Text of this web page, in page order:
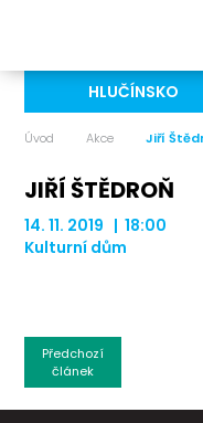
HLUČÍNSKO
Úvod Akce Jiří
JIŘÍ ŠTĚDROŇ
14. 11. 2019 | 18:00
Kulturní dům
Předchozí
článek